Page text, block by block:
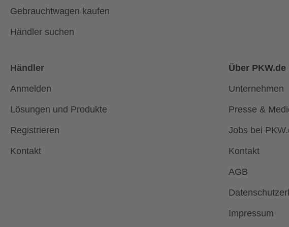
Gebrauchtwagen kaufen
Händler suchen
Händler
Anmelden
Lösungen und Produkte
Registrieren
Kontakt
Über PKW.de
Unternehmen
Presse &
Jobs bei
Kontakt
AGB
Impressum